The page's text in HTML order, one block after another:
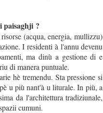
paisaghji ?
(acqua, energia, mullizzu)
I residenti à l'annu devenu
ma dinù a gestione di e
di manera puntuale.
hè tremendu. Sta pressione si
u più nant'à u liturale. In più, a
da l'architettura tradiziunale,
cumuni.